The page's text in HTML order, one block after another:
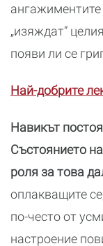
„изяждат”
появи ли се
Най-добрите
Навикът
Състоянието
роля за това
оплакващите
по-често от
настроение